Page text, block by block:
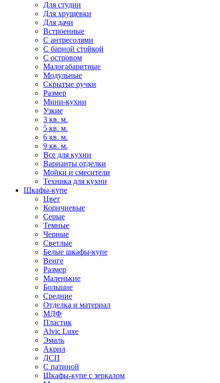
Для студии
Для хрущевки
Для дачи
Встроенные
С антресолями
С барной стойкой
С островом
Малогабаритные
Модульные
Скрытые ручки
Размер
Мини-кухни
Узкие
3 кв. м.
5 кв. м.
6 кв. м.
9 кв. м.
Все для кухни
Варианты отделки
Мойки и смесители
Техника для кухни
Шкафы-купе
Цвет
Коричневые
Серые
Темные
Черные
Светлые
Белые шкафы-купе
Венге
Размер
Маленькие
Большие
Средние
Отделка и материал
МДФ
Пластик
Alvic Luxe
Эмаль
Акрил
ДСП
С патиной
Шкафы-купе с зеркалом